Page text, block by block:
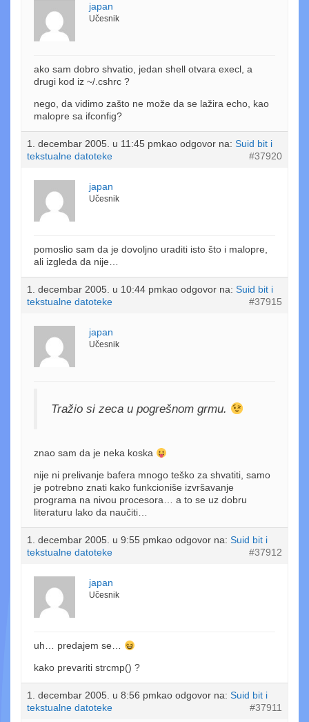
japan
Učesnik
ako sam dobro shvatio, jedan shell otvara execl, a
drugi kod iz ~/.cshrc ?
nego, da vidimo zašto ne može da se lažira echo, kao
malopre sa ifconfig?
1. decembar 2005. u 11:45 pmkao odgovor na: Suid bit i
tekstualne datoteke
#37920
japan
Učesnik
pomoslio sam da je dovoljno uraditi isto što i malopre,
ali izgleda da nije…
1. decembar 2005. u 10:44 pmkao odgovor na: Suid bit i
tekstualne datoteke
#37915
japan
Učesnik
Tražio si zeca u pogrešnom grmu.
znao sam da je neka koska
nije ni prelivanje bafera mnogo teško za shvatiti, samo
je potrebno znati kako funkcioniše izvršavanje
programa na nivou procesora… a to se uz dobru
literaturu lako da naučiti…
1. decembar 2005. u 9:55 pmkao odgovor na: Suid bit i
tekstualne datoteke
#37912
japan
Učesnik
uh… predajem se…
kako prevariti strcmp() ?
1. decembar 2005. u 8:56 pmkao odgovor na: Suid bit i
tekstualne datoteke
#37911